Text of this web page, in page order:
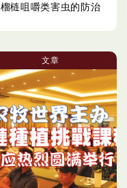
榴梿咀嚼类害虫的防治
文章